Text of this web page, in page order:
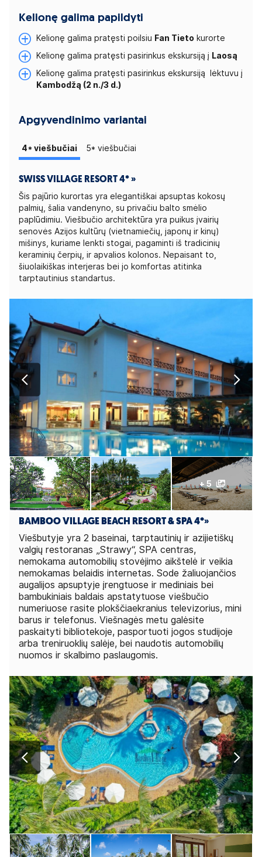
Kelionę galima papildyti
Kelionę galima pratęsti poilsiu Fan Tieto kurorte
Kelionę galima pratęsti pasirinkus ekskursiją į Laosą
Kelionę galima pratęsti pasirinkus ekskursiją lėktuvu į
Kambodžą (2 n./3 d.)
Apgyvendinimo variantai
4* viešbučiai 5* viešbučiai
SWISS VILLAGE RESORT 4* »
Šis pajūrio kurortas yra elegantiškai apsuptas kokosų
palmių, šalia vandenyno, su privačiu balto smėlio
paplūdimiu. Viešbučio architektūra yra puikus įvairių
senovės Azijos kultūrų (vietnamiečių, japonų ir kinų)
mišinys, kuriame lenkti stogai, pagaminti iš tradicinių
keraminių čerpių, ir apvalios kolonos. Nepaisant to,
šiuolaikiškas interjeras bei jo komfortas atitinka
tarptautinius standartus.
+ 5
BAMBOO VILLAGE BEACH RESORT & SPA 4*»
Viešbutyje yra 2 baseinai, tarptautinių ir azijietiškų
valgių restoranas „Strawy“, SPA centras,
nemokama automobilių stovėjimo aikštelė ir veikia
nemokamas belaidis internetas. Sode žaliuojančios
augalijos apsuptyje įrengtuose ir mediniais bei
bambukiniais baldais apstatytuose viešbučio
numeriuose rasite plokščiaekranius televizorius, mini
barus ir telefonus. Viešnagės metu galėsite
paskaityti bibliotekoje, pasportuoti jogos studijoje
arba treniruoklių salėje, bei naudotis automobilių
nuomos ir skalbimo paslaugomis.